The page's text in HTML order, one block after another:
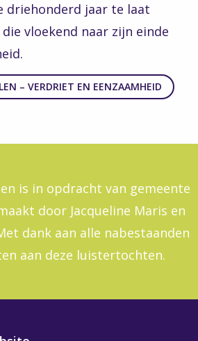
driehonderd jaar te laat
vloekend naar zijn einde
– VERDRIET EN EENZAAMHEID
is in opdracht van gemeente
door Jacqueline Maris en
dank aan alle nabestaanden
aan deze luistertochten.